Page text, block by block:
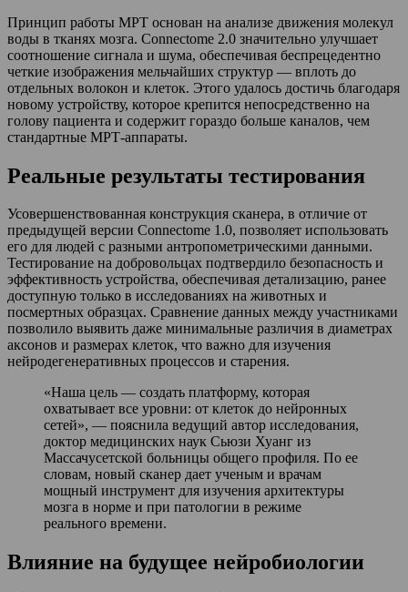
Принцип работы МРТ основан на анализе движения молекул
воды в тканях мозга. Connectome 2.0 значительно улучшает
соотношение сигнала и шума, обеспечивая беспрецедентно
четкие изображения мельчайших структур — вплоть до
отдельных волокон и клеток. Этого удалось достичь благодаря
новому устройству, которое крепится непосредственно на
голову пациента и содержит гораздо больше каналов, чем
стандартные МРТ-аппараты.
Реальные результаты тестирования
Усовершенствованная конструкция сканера, в отличие от
предыдущей версии Connectome 1.0, позволяет использовать
его для людей с разными антропометрическими данными.
Тестирование на добровольцах подтвердило безопасность и
эффективность устройства, обеспечивая детализацию, ранее
доступную только в исследованиях на животных и
посмертных образцах. Сравнение данных между участниками
позволило выявить даже минимальные различия в диаметрах
аксонов и размерах клеток, что важно для изучения
нейродегенеративных процессов и старения.
«Наша цель — создать платформу, которая
охватывает все уровни: от клеток до нейронных
сетей», — пояснила ведущий автор исследования,
доктор медицинских наук Сьюзи Хуанг из
Массачусетской больницы общего профиля. По ее
словам, новый сканер дает ученым и врачам
мощный инструмент для изучения архитектуры
мозга в норме и при патологии в режиме
реального времени.
Влияние на будущее нейробиологии